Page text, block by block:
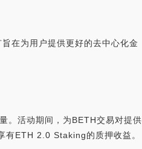
在为用户提供更好的去中心化金
。活动期间，为BETH交易对提供
有ETH 2.0 Staking的质押收益。